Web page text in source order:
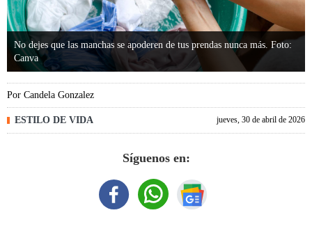
No dejes que las manchas se apoderen de tus prendas nunca más. Foto:
Canva
ESTILO DE VIDA
Por Candela Gonzalez
jueves, 30 de abril de 2026
Síguenos en: